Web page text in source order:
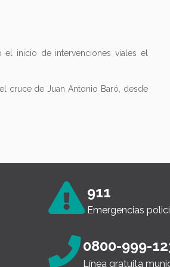
inicio de intervenciones viales el
cruce de Juan Antonio Baró, desde
911
Emergencias
0800-999-
Línea gratuita